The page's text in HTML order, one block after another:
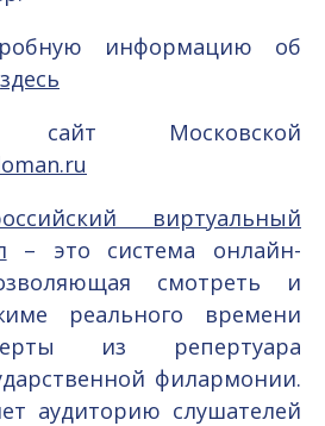
информацию об
здесь
сайт Московской
виртуальный
– это система онлайн-
смотреть и
реального времени
из репертуара
филармонии.
аудиторию слушателей